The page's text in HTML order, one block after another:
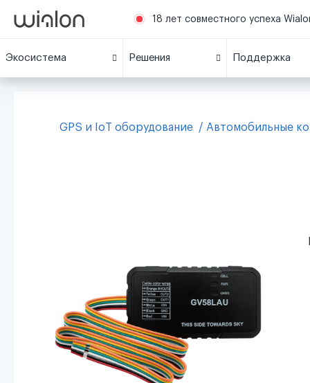
18 лет совместного успеха
Экосистема Решения Поддержка
GPS и IoT оборудование Автомобильные